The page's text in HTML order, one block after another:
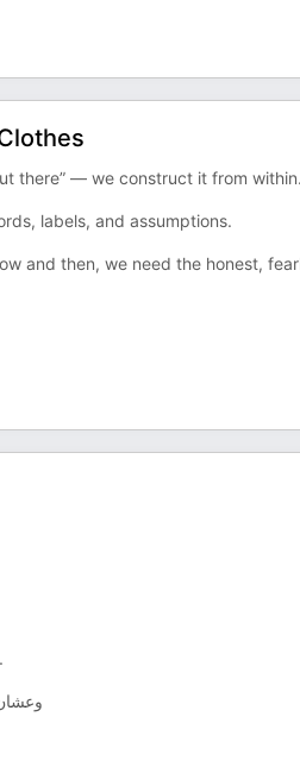
there” — we construct it from within.
labels, and assumptions.
and then, we need the honest,
مركّب من حكي وكلمات وأوصاف.